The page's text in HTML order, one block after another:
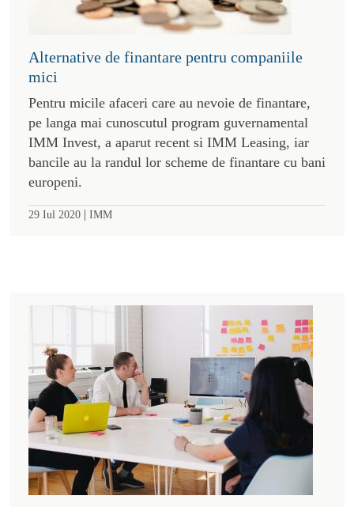
Alternative de finantare pentru companiile
mici
Pentru micile afaceri care au nevoie de finantare,
pe langa mai cunoscutul program guvernamental
IMM Invest, a aparut recent si IMM Leasing, iar
bancile au la randul lor scheme de finantare cu bani
europeni.
29 Iul 2020 | IMM